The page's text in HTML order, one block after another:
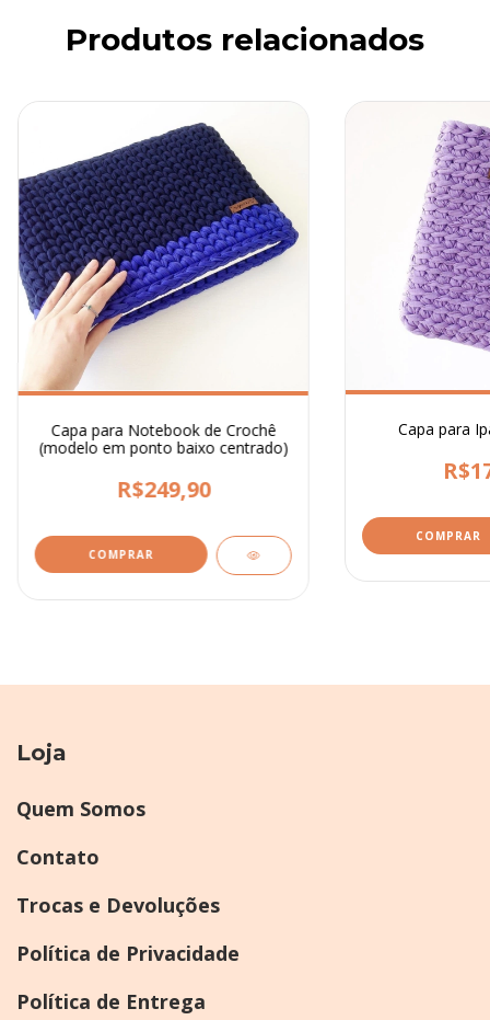
Produtos relacionados
Capa para Notebook de Crochê
(modelo em ponto baixo centrado)
R$249,90
Capa para
Loja
Quem Somos
Contato
Trocas e Devoluções
Política de Privacidade
Política de Entrega